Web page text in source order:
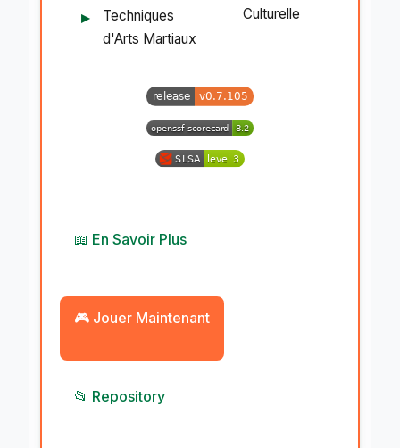
Techniques
d'Arts Martiaux
Culturelle
📖 En Savoir Plus
🎮 Jouer Maintenant
📂 Repository